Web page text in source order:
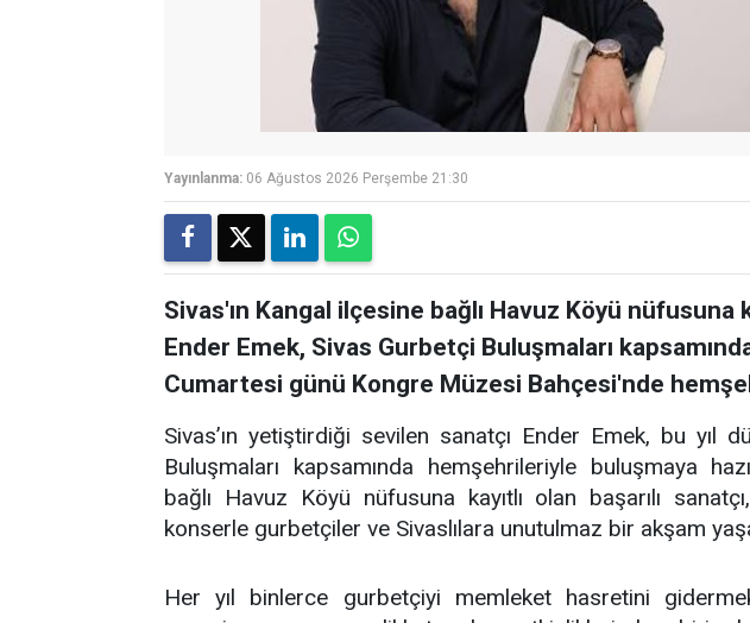
Yayınlanma: 06 Ağustos 2026 Perşembe 21:30
Sivas'ın Kangal ilçesine bağlı Havuz Köyü nüfusuna
Ender Emek, Sivas Gurbetçi Buluşmaları
Cumartesi günü Kongre Müzesi Bahçesi'nde
Sivas’ın yetiştirdiği sevilen sanatçı Ender Emek, bu yıl
Buluşmaları kapsamında hemşehrileriyle buluşmaya
bağlı Havuz Köyü nüfusuna kayıtlı olan başarılı
konserle gurbetçiler ve Sivaslılara unutulmaz bir akşam
Her yıl binlerce gurbetçiyi memleket hasretini